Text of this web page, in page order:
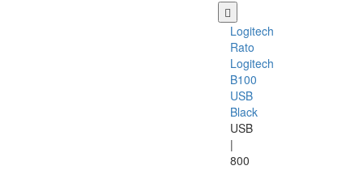
Logitech
Rato
Logitech
B100
USB
Black
USB
|
800